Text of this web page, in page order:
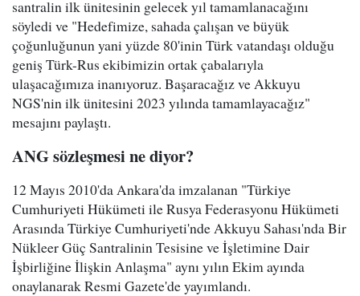
santralin ilk ünitesinin gelecek yıl tamamlanacağını
söyledi ve "Hedefimize, sahada çalışan ve büyük
çoğunluğunun yani yüzde 80'inin Türk vatandaşı olduğu
geniş Türk-Rus ekibimizin ortak çabalarıyla
ulaşacağımıza inanıyoruz. Başaracağız ve Akkuyu
NGS'nin ilk ünitesini 2023 yılında tamamlayacağız"
mesajını paylaştı.
ANG sözleşmesi ne diyor?
12 Mayıs 2010'da Ankara'da imzalanan "Türkiye
Cumhuriyeti Hükümeti ile Rusya Federasyonu Hükümeti
Arasında Türkiye Cumhuriyeti'nde Akkuyu Sahası'nda Bir
Nükleer Güç Santralinin Tesisine ve İşletimine Dair
İşbirliğine İlişkin Anlaşma" aynı yılın Ekim ayında
onaylanarak Resmi Gazete'de yayımlandı.